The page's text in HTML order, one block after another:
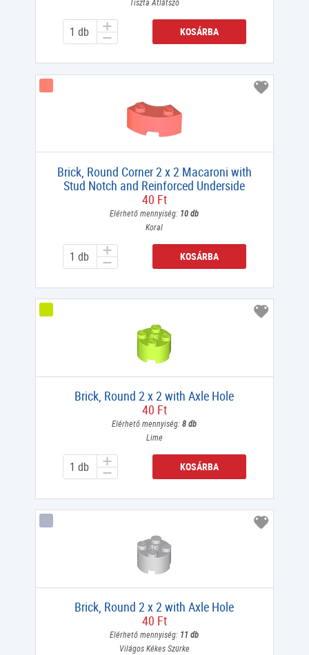
KOSÁRBA
Brick, Round Corner 2 x 2 Macaroni with
Stud Notch and Reinforced Underside
40 Ft
Elérhető mennyiség: 10 db
Koral
KOSÁRBA
Brick, Round 2 x 2 with Axle Hole
40 Ft
Elérhető mennyiség:8 db
Lime
KOSÁRBA
Brick, Round 2 x 2 with Axle Hole
40 Ft
Elérhető mennyiség: 11 db
Világos Kékes Szürke